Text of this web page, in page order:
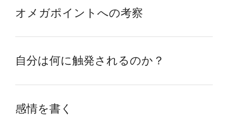
オメガポイントへの考察
自分は何に触発されるのか？
感情を書く